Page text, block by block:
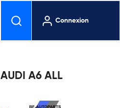
Connexion
A6 ALL